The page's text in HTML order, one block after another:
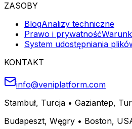
ZASOBY
BlogAnalizy techniczne
Prawo i prywatność
System udostępniania
KONTAKT
info@veniplatform.com
Stambuł, Turcja • Gaziantep,
Budapeszt, Węgry • Boston,